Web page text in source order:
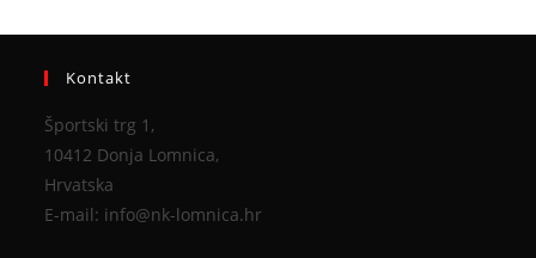
Kontakt
Športski trg 1,
10412 Donja Lomnica,
Hrvatska
E-mail: info@nk-lomnica.hr